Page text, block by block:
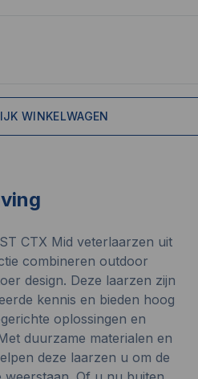
WINKELWAGEN
CTX Mid veterlaarzen uit
combineren outdoor
design. Deze laarzen zijn
kennis en bieden hoog
oplossingen en
duurzame materialen en
deze laarzen u om de